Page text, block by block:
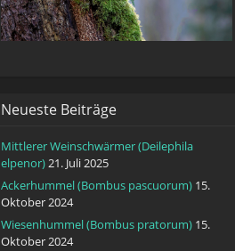
Neueste Beiträge
Mittlerer Weinschwärmer (Deilephila
elpenor)21. Juli 2025
Ackerhummel (Bombus pascuorum) 15.
Oktober 2024
Wiesenhummel (Bombus pratorum) 15.
Oktober 2024